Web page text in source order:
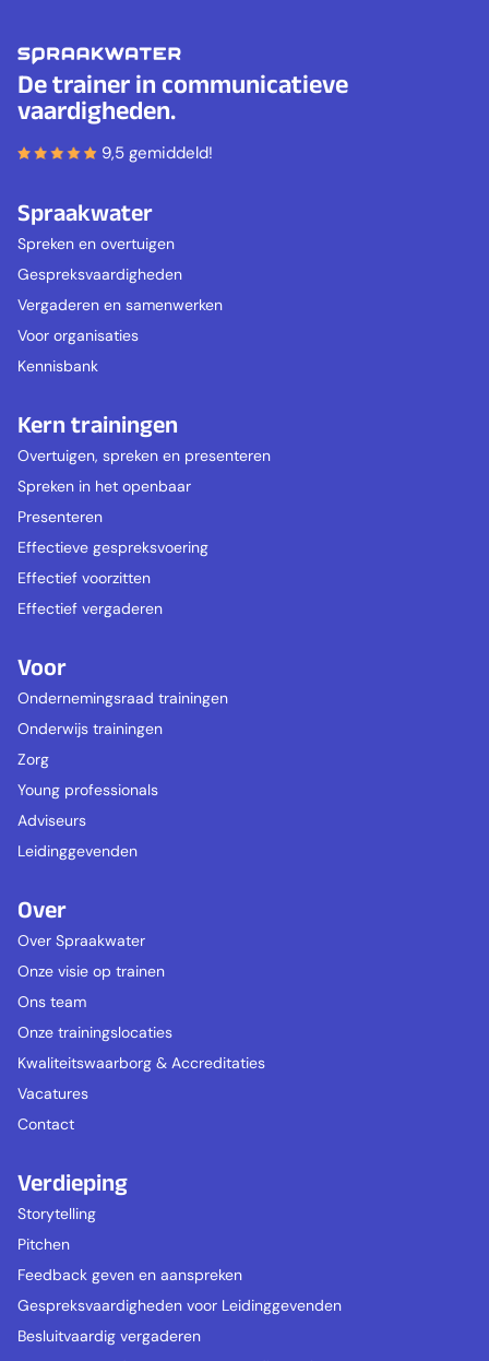
De trainer in communicatieve
vaardigheden.
9,5 gemiddeld!
Spraakwater
Spreken en overtuigen
Gespreksvaardigheden
Vergaderen en samenwerken
Voor organisaties
Kennisbank
Kern trainingen
Overtuigen, spreken en presenteren
Spreken in het openbaar
Presenteren
Effectieve gespreksvoering
Effectief voorzitten
Effectief vergaderen
Voor
Ondernemingsraad trainingen
Onderwijs trainingen
Zorg
Young professionals
Adviseurs
Leidinggevenden
Over
Over Spraakwater
Onze visie op trainen
Ons team
Onze trainingslocaties
Kwaliteitswaarborg & Accreditaties
Vacatures
Contact
Verdieping
Storytelling
Pitchen
Feedback geven en aanspreken
Gespreksvaardigheden voor Leidinggevenden
Besluitvaardig vergaderen